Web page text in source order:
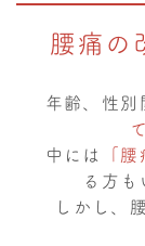
腰痛の
年齢、性別
中には
「
る方
しかし、